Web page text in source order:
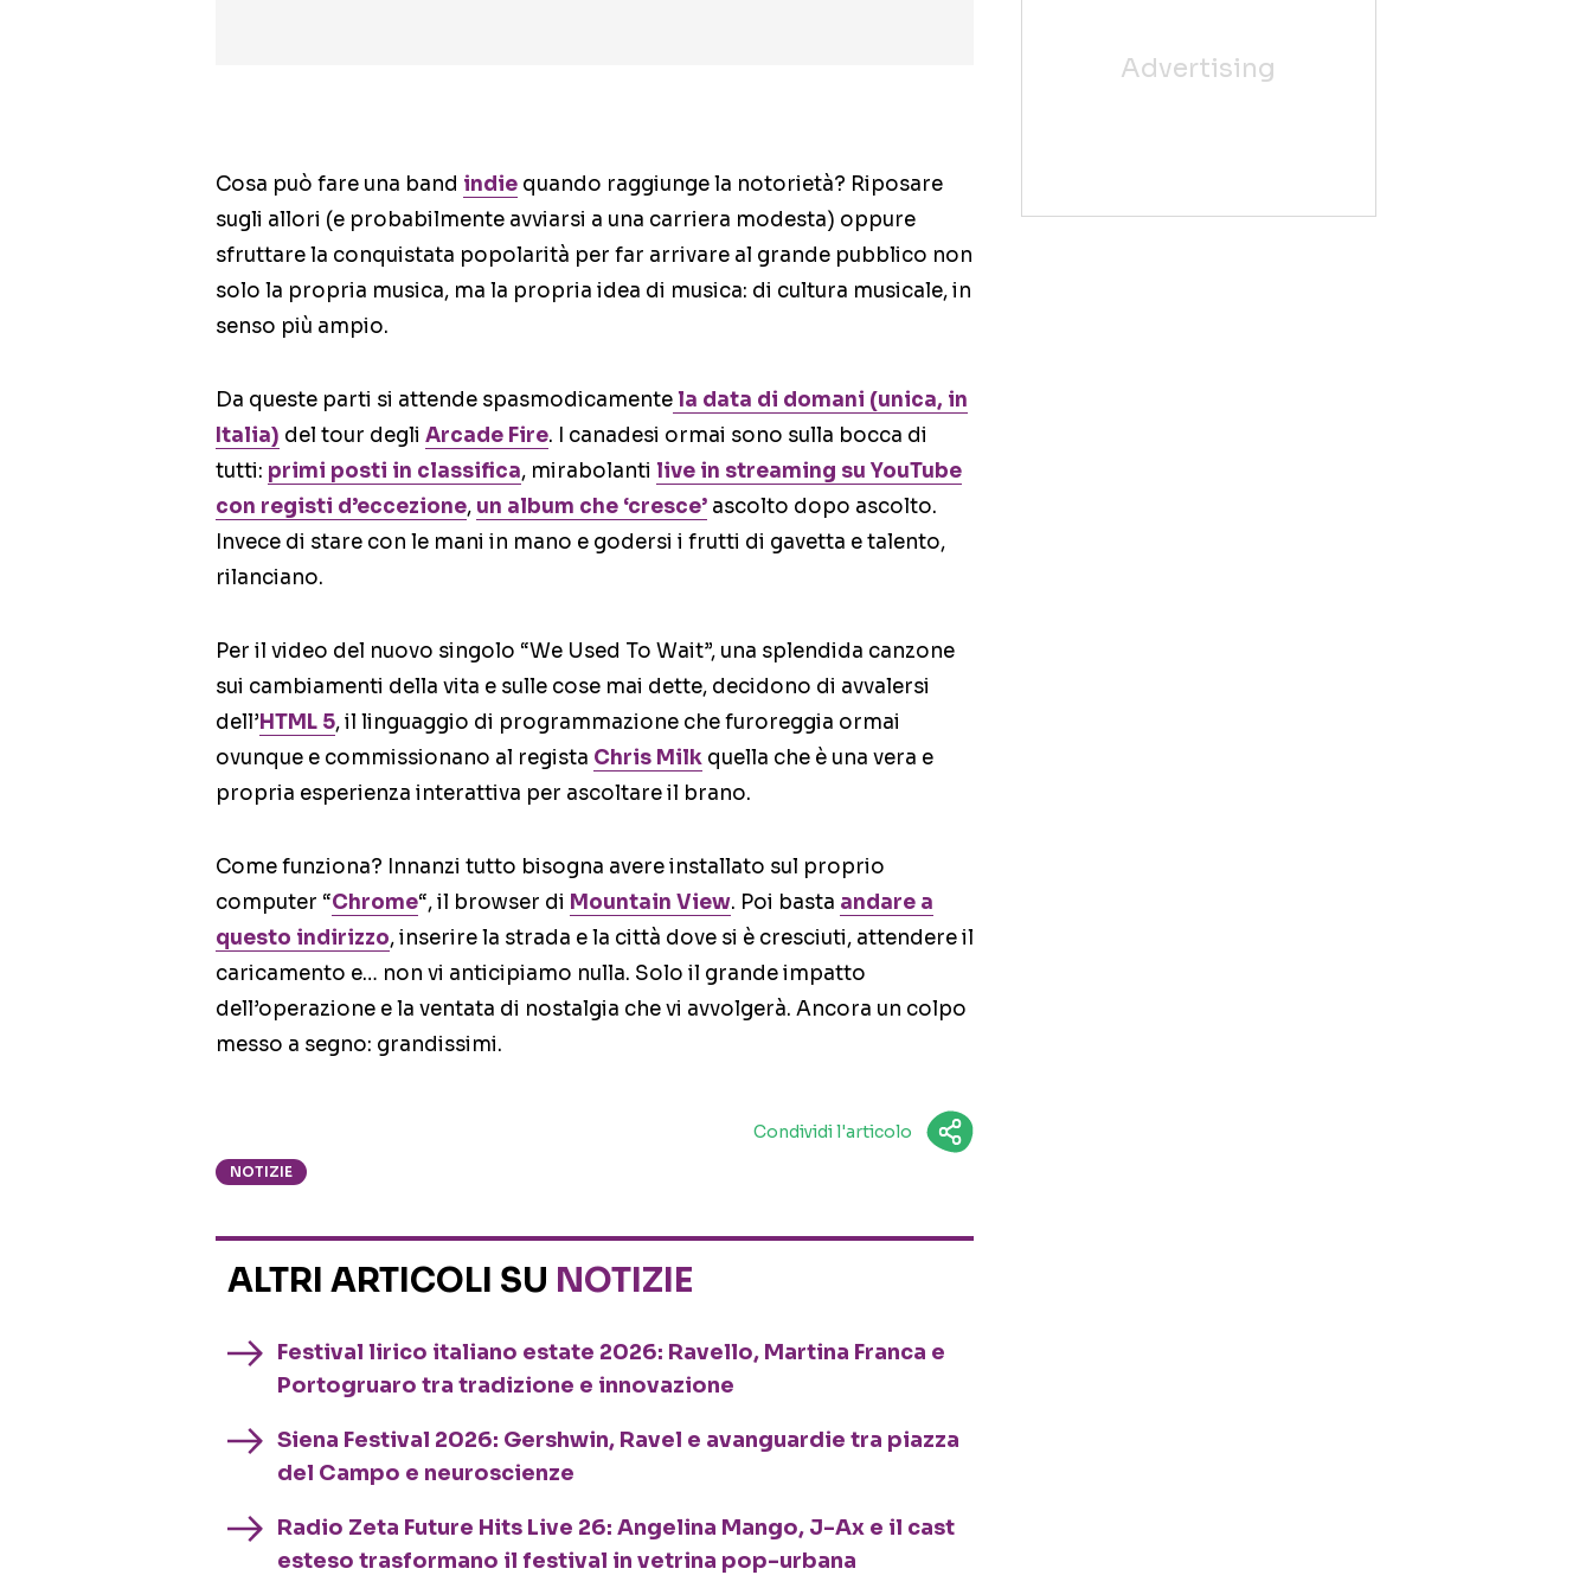
Cosa può fare una band indie quando raggiunge la notorietà? Riposare
sugli allori (e probabilmente avviarsi a una carriera modesta) oppure
sfruttare la conquistata popolarità per far arrivare al grande pubblico non
solo la propria musica, ma la propria idea di musica: di cultura musicale, in
senso più ampio.
Da queste parti si attende spasmodicamentela data di domani (unica, in
Italia) del tour degli Arcade Fire. I canadesi ormai sono sulla bocca di
tutti: primi posti in classifica, mirabolanti live in streaming su YouTube
con registi d’eccezione, un album che ‘cresce’ ascolto dopo ascolto.
Invece di stare con le mani in mano e godersi i frutti di gavetta e talento,
rilanciano.
Per il video del nuovo singolo “We Used To Wait”, una splendida canzone
sui cambiamenti della vita e sulle cose mai dette, decidono di avvalersi
dell’HTML 5, il linguaggio di programmazione che furoreggia ormai
ovunque e commissionano al regista Chris Milk quella che è una vera e
propria esperienza interattiva per ascoltare il brano.
Come funziona? Innanzi tutto bisogna avere installato sul proprio
computer “Chrome“, il browser di Mountain View. Poi basta andare a
questo indirizzo, inserire la strada e la città dove si è cresciuti, attendere il
caricamento e… non vi anticipiamo nulla. Solo il grande impatto
dell’operazione e la ventata di nostalgia che vi avvolgerà. Ancora un colpo
messo a segno: grandissimi.
Condividi l'articolo
NOTIZIE
ALTRI ARTICOLI SU NOTIZIE
Festival lirico italiano estate 2026: Ravello, Martina Franca e
Portogruaro tra tradizione e innovazione
Siena Festival 2026: Gershwin, Ravel e avanguardie tra piazza
del Campo e neuroscienze
Radio Zeta Future Hits Live 26: Angelina Mango, J-Ax e il cast
esteso trasformano il festival in vetrina pop-urbana